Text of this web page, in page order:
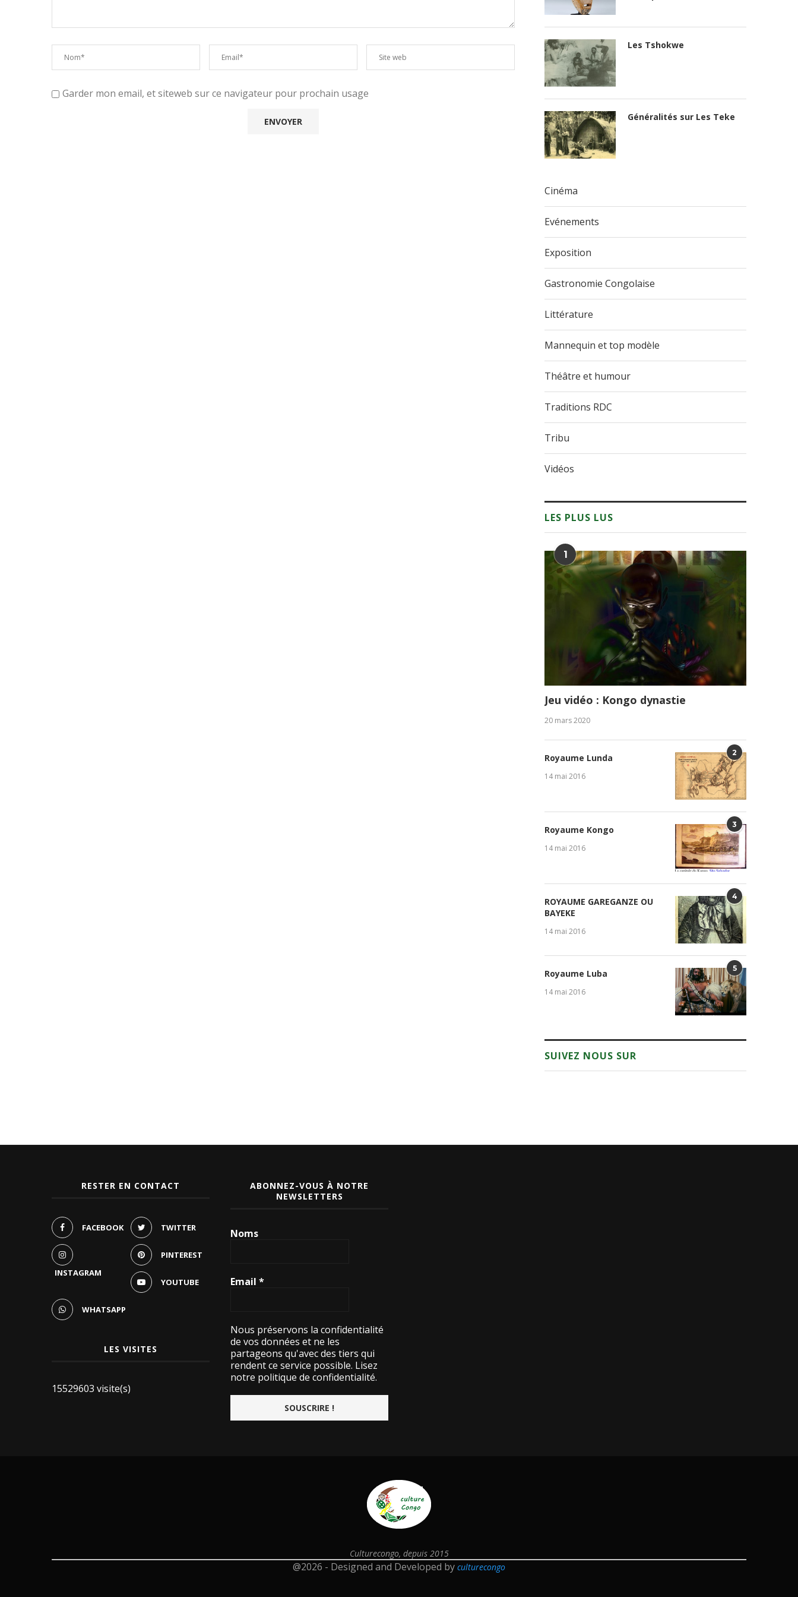
Garder mon email, et siteweb sur ce navigateur pour prochain usage
Les Tshokwe
Généralités sur Les Teke
Cinéma
Evénements
Exposition
Gastronomie Congolaise
Littérature
Mannequin et top modèle
Théâtre et humour
Traditions RDC
Tribu
Vidéos
LES PLUS LUS
1
Jeu vidéo : Kongo dynastie
20 mars 2020
2
Royaume Lunda
14 mai 2016
3
Royaume Kongo
14 mai 2016
4
ROYAUME GAREGANZE OU
BAYEKE
14 mai 2016
5
Royaume Luba
14 mai 2016
SUIVEZ NOUS SUR
RESTER EN CONTACT
FACEBOOK TWITTER
INSTAGRAM
PINTEREST
YOUTUBE
WHATSAPP
LES VISITES
15529603 visite(s)
ABONNEZ-VOUS À NOTRE
NEWSLETTERS
Noms
Email*
Nous préservons la confidentialité
de vos données et ne les
partageons qu'avec des tiers qui
rendent ce service possible. Lisez
notre politique de confidentialité.
Culturecongo, depuis 2015
@2026 - Designed and Developed by culturecongo